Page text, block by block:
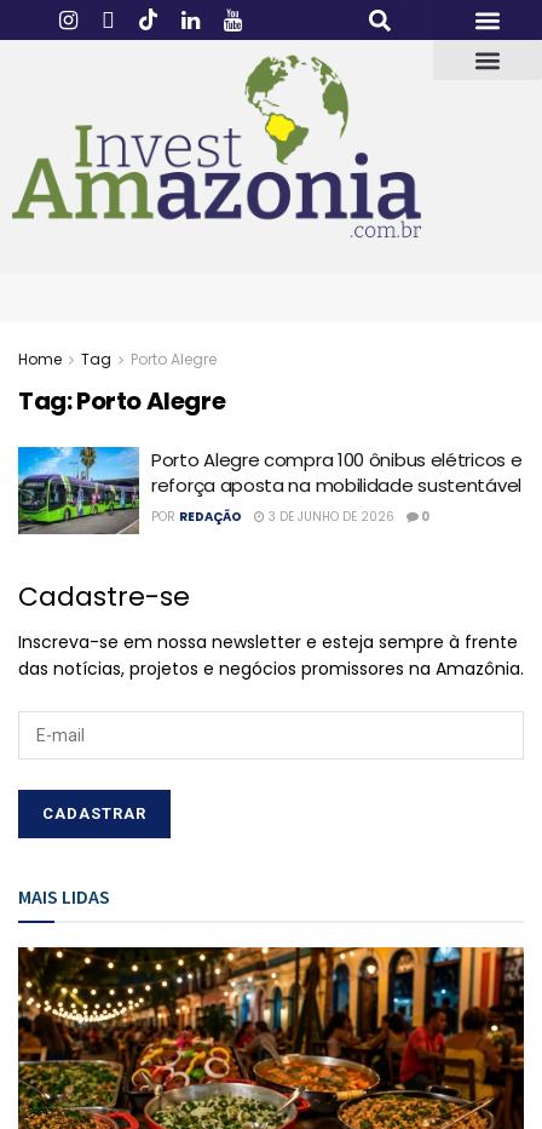
Home Tag Porto Alegre
Tag:Porto Alegre
Porto Alegre compra 100 ônibus elétricos e
reforça aposta na mobilidade sustentável
POR REDAÇÃO 3 DE JUNHO DE 2026 0
Cadastre-se
Inscreva-se em nossa newsletter e esteja sempre à frente
das notícias, projetos e negócios promissores na Amazônia.
MAIS LIDAS